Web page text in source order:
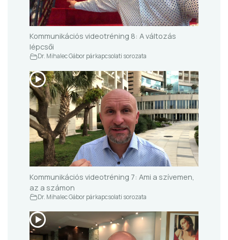
Kommunikációs videotréning 8: A változás
lépcsői
Dr. Mihalec Gábor párkapcsolati sorozata
Kommunikációs videotréning 7: Ami a szívemen,
az a számon
Dr. Mihalec Gábor párkapcsolati sorozata